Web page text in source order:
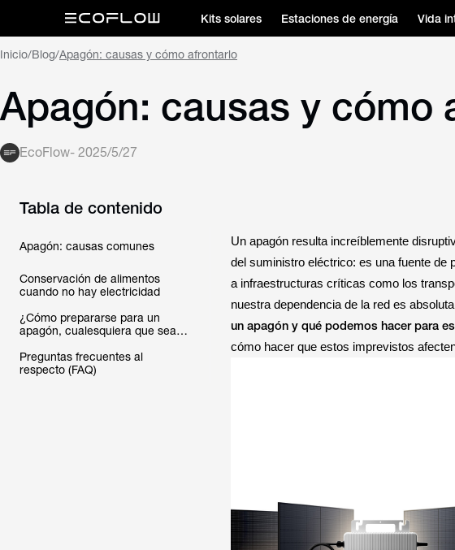
Kits solares Estaciones de energía Vida
Inicio/Blog/Apagón: causas y cómo afrontarlo
Apagón: causas y cómo
EcoFlow- 2025/5/27
Tabla de contenido
Apagón: causas comunes
Conservación de alimentos
cuando no hay electricidad
¿Cómo prepararse para un
apagón, cualesquiera que sean
Preguntas frecuentes al
respecto (FAQ)
Un apagón resulta increíblemente
del suministro eléctrico: es una fuente de
a infraestructuras críticas como los
nuestra dependencia de la red es
un apagón y qué podemos hacer para
cómo hacer que estos imprevistos